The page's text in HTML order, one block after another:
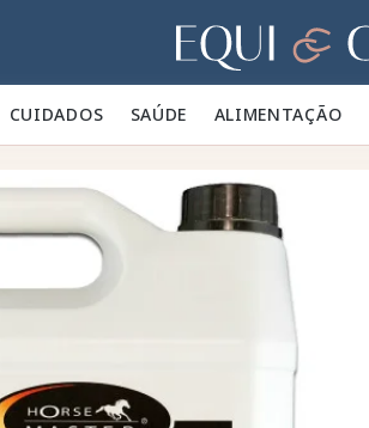
Lar
CUIDADOS 🪮 SAÚDE ✨ ALIMENTAÇÃO 🥕